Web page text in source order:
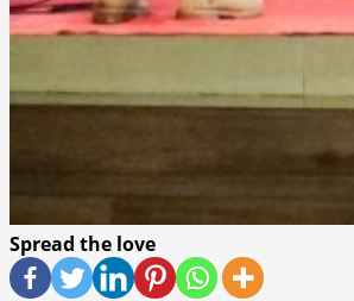
Spread the love